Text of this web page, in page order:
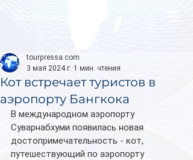
Кот встречает туристов в
аэропорту Бангкока
tourpressa.com
3 мая 2024 г. 1 мин. чтения
В международном аэропорту
Суварнабхуми появилась новая
достопримечательность - кот,
путешествующий по аэропорту